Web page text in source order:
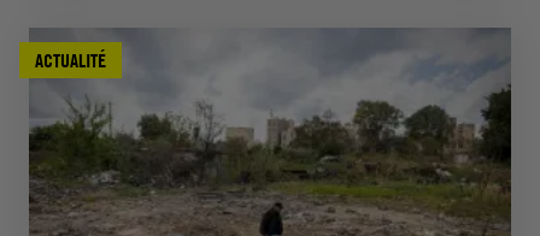
ACTUALITÉ